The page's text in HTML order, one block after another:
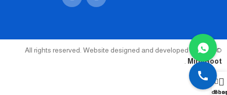
© 2026 All rights reserved. Website designed and developed by
MindRoot
Sidebar